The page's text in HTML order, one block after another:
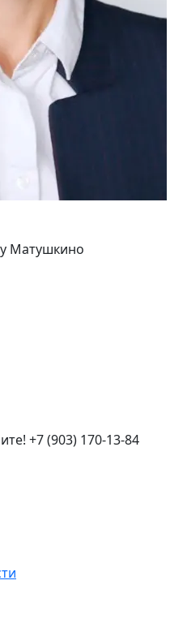
Матушкино
+7 (903) 170-13-84